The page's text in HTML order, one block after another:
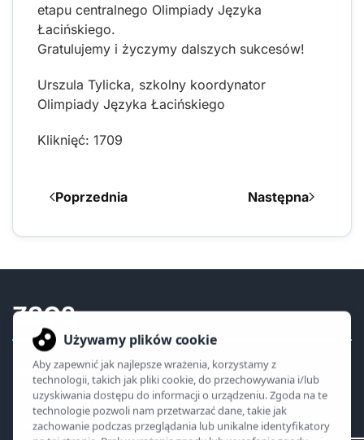
etapu centralnego Olimpiady Języka
Łacińskiego.
Gratulujemy i życzymy dalszych sukcesów!
Urszula Tylicka, szkolny koordynator
Olimpiady Języka Łacińskiego
Kliknięć: 1709
Poprzednia Następna
ZSO2
Biblioteka
Informacje i regulamin
Biblioteka online